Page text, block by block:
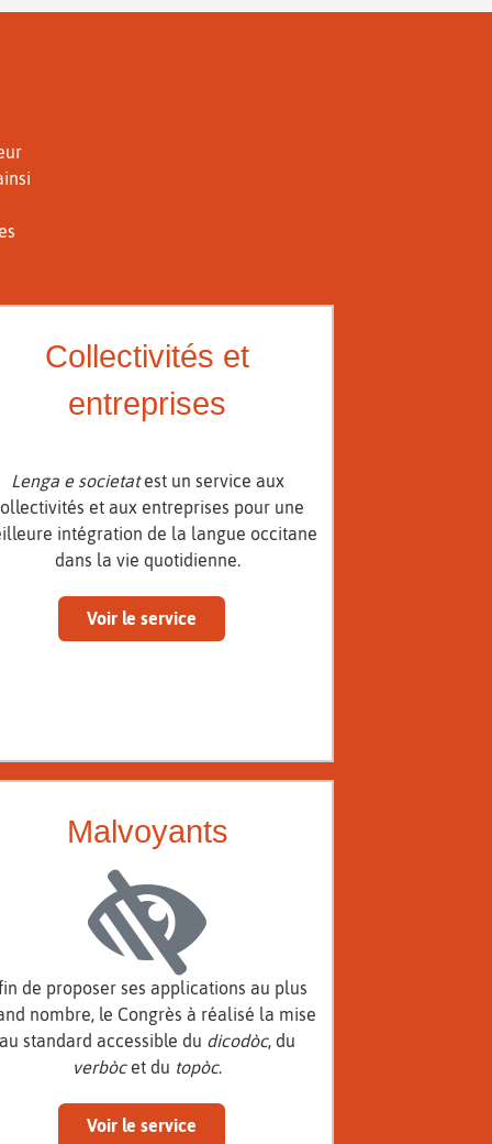
Collectivités et
entreprises
Lenga e societatest un service aux
et aux entreprises pour une
intégration de la langue occitane
dans la vie quotidienne.
Voir le service
Malvoyants
de proposer ses applications au plus
nombre, le Congrès à réalisé la mise
au standard accessible du dicodòc, du
verbòcet du topòc.
Voir le service